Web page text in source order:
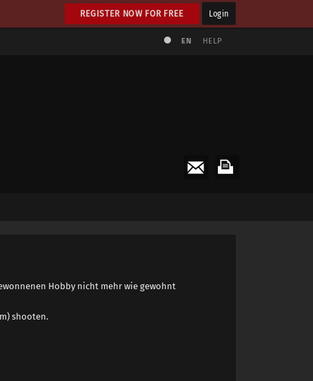
REGISTER NOW FOR FREE Login
EN HELP
Hobby nicht mehr wie gewohnt
shooten.